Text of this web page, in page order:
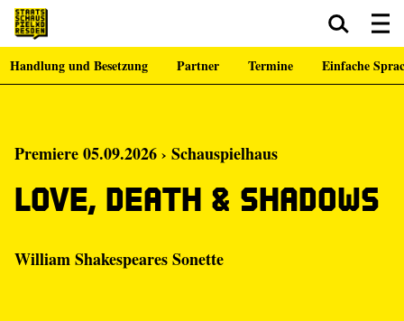
Zum Hauptinhalt springen Zum Footer springen
Handlung und Besetzung Partner Termine Einfache
Premiere 05.09.2026 › Schauspielhaus
Love, Death & Shadows
William Shakespeares Sonette